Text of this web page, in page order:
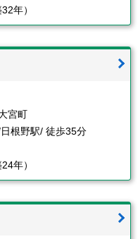
年）
宮町
根野駅/ 徒歩35分
年）